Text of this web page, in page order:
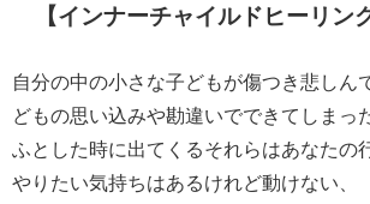
【インナーチャイルドヒーリン
自分の中の小さな子どもが傷つき悲しん
どもの思い込みや勘違いでできてしまっ
ふとした時に出てくるそれらはあなたの
やりたい気持ちはあるけれど動けない、